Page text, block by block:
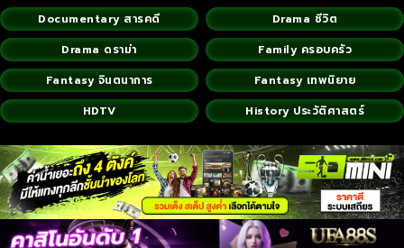
Documentary สารคดี
Drama ชีวิต
Drama ดราม่า
Family ครอบครัว
Fantasy จินตนาการ
Fantasy เทพนิยาย
HDTV
History ประวัติศาสตร์